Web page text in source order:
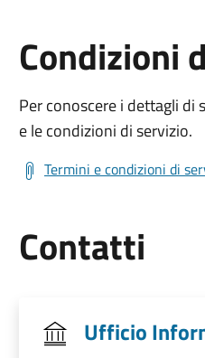
Condizioni
Per conoscere i dettagli
e le condizioni di servizio.
Termini e condizioni di
Contatti
Ufficio